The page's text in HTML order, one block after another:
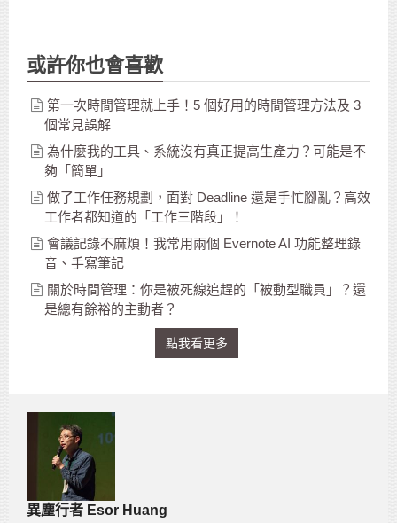
或許你也會喜歡
第一次時間管理就上手！5 個好用的時間管理方法及 3
個常見誤解
為什麼我的工具、系統沒有真正提高生產力？可能是不
夠「簡單」
做了工作任務規劃，面對 Deadline 還是手忙腳亂？高效
工作者都知道的「工作三階段」！
會議記錄不麻煩！我常用兩個 Evernote AI 功能整理錄
音、手寫筆記
關於時間管理：你是被死線追趕的「被動型職員」？還
是總有餘裕的主動者？
點我看更多
異塵行者 Esor Huang